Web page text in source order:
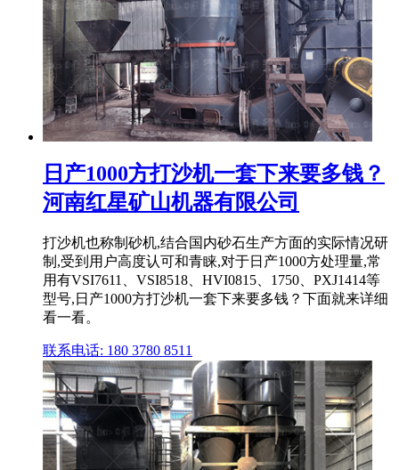
日产1000方打沙机一套下来要多钱？
河南红星矿山机器有限公司
打沙机也称制砂机,结合国内砂石生产方面的实际情况研
制,受到用户高度认可和青睐,对于日产1000方处理量,常
用有VSI7611、VSI8518、HVI0815、1750、PXJ1414等
型号,日产1000方打沙机一套下来要多钱？下面就来详细
看一看。
联系电话: 180 3780 8511